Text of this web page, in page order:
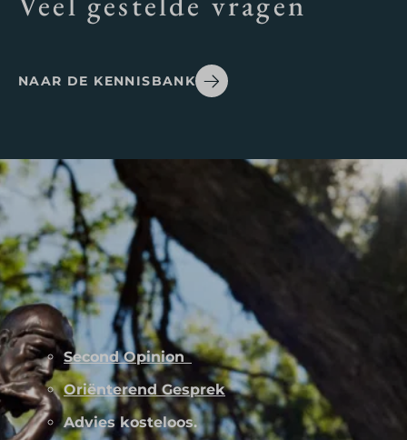
NAAR DE KENNISBANK
Second Opinion
Oriënterend Gesprek
Advies kosteloos.